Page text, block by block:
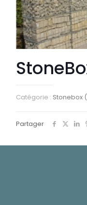
Catégorie : Stonebox
Partager